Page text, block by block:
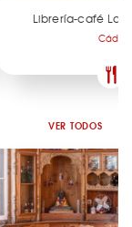
Librería-café La
Cádiz
VER TODOS